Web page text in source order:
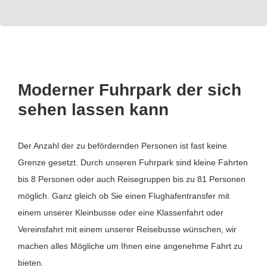
Moderner Fuhrpark der sich
sehen lassen kann
Der Anzahl der zu befördernden Personen ist fast keine
Grenze gesetzt. Durch unseren Fuhrpark sind kleine Fahrten
bis 8 Personen oder auch Reisegruppen bis zu 81 Personen
möglich. Ganz gleich ob Sie einen Flughafentransfer mit
einem unserer Kleinbusse oder eine Klassenfahrt oder
Vereinsfahrt mit einem unserer Reisebusse wünschen, wir
machen alles Mögliche um Ihnen eine angenehme Fahrt zu
bieten.